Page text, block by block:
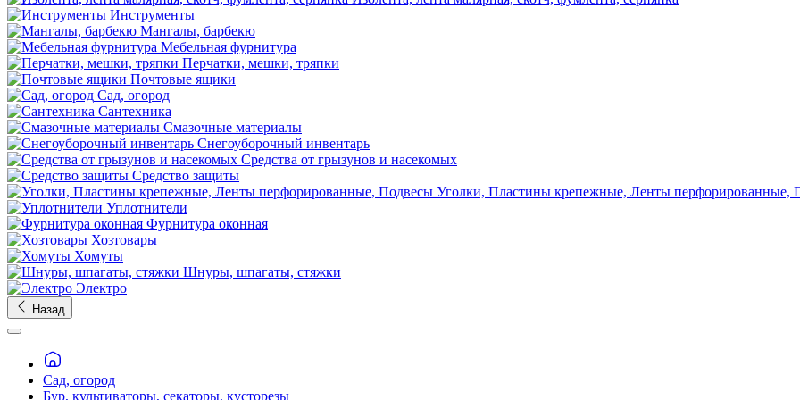
Инструменты
Мангалы, барбекю
Мебельная фурнитура
Перчатки, мешки, тряпки
Почтовые ящики
Сад, огород
Сантехника
Смазочные материалы
Снегоуборочный инвентарь
Средства от грызунов и насекомых
Средство защиты
Уголки, Пластины крепежные, Ленты перфорированные,
Уплотнители
Фурнитура оконная
Хозтовары
Хомуты
Шнуры, шпагаты, стяжки
Электро
Назад
Сад, огород
Бур, культиваторы, секаторы, кусторезы